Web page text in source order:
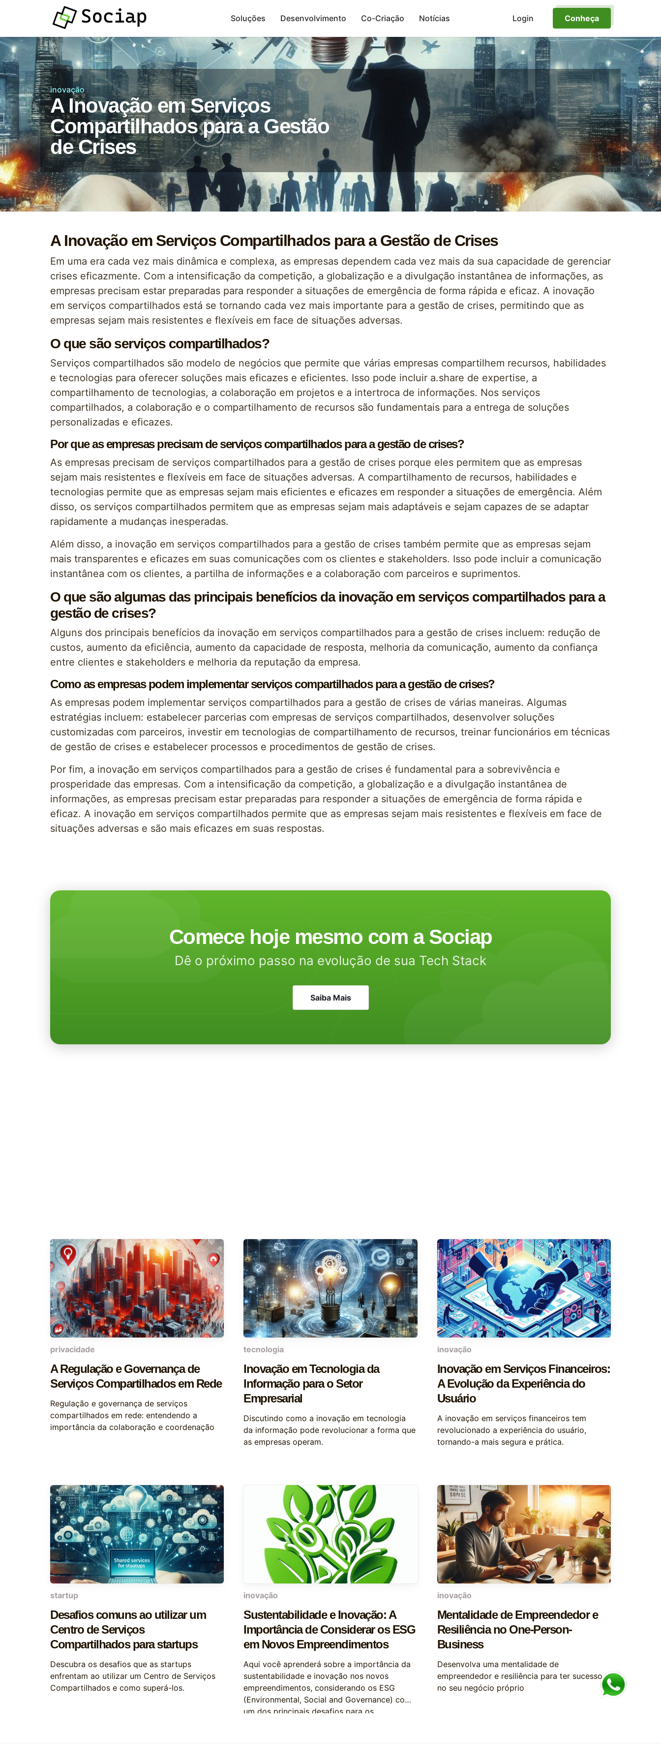
Soluções
Atendimento por
Whatsapp
Presença Digital
Desenvolvimento Co-Criação Notícias Login Conheça
inovação
A Inovação em Serviços
Compartilhados para a Gestão
de Crises
A Inovação em Serviços Compartilhados para a Gestão de Crises
Em uma era cada vez mais dinâmica e complexa, as empresas dependem cada vez mais da sua capacidade de gerenciar
crises eficazmente. Com a intensificação da competição, a globalização e a divulgação instantânea de informações, as
empresas precisam estar preparadas para responder a situações de emergência de forma rápida e eficaz. A inovação
em serviços compartilhados está se tornando cada vez mais importante para a gestão de crises, permitindo que as
empresas sejam mais resistentes e flexíveis em face de situações adversas.
O que são serviços compartilhados?
Serviços compartilhados são modelo de negócios que permite que várias empresas compartilhem recursos, habilidades
e tecnologias para oferecer soluções mais eficazes e eficientes. Isso pode incluir a.share de expertise, a
compartilhamento de tecnologias, a colaboração em projetos e a intertroca de informações. Nos serviços
compartilhados, a colaboração e o compartilhamento de recursos são fundamentais para a entrega de soluções
personalizadas e eficazes.
Por que as empresas precisam de serviços compartilhados para a gestão de crises?
As empresas precisam de serviços compartilhados para a gestão de crises porque eles permitem que as empresas
sejam mais resistentes e flexíveis em face de situações adversas. A compartilhamento de recursos, habilidades e
tecnologias permite que as empresas sejam mais eficientes e eficazes em responder a situações de emergência. Além
disso, os serviços compartilhados permitem que as empresas sejam mais adaptáveis e sejam capazes de se adaptar
rapidamente a mudanças inesperadas.
Além disso, a inovação em serviços compartilhados para a gestão de crises também permite que as empresas sejam
mais transparentes e eficazes em suas comunicações com os clientes e stakeholders. Isso pode incluir a comunicação
instantânea com os clientes, a partilha de informações e a colaboração com parceiros e suprimentos.
O que são algumas das principais benefícios da inovação em serviços compartilhados para a
gestão de crises?
Alguns dos principais benefícios da inovação em serviços compartilhados para a gestão de crises incluem: redução de
custos, aumento da eficiência, aumento da capacidade de resposta, melhoria da comunicação, aumento da confiança
entre clientes e stakeholders e melhoria da reputação da empresa.
Como as empresas podem implementar serviços compartilhados para a gestão de crises?
As empresas podem implementar serviços compartilhados para a gestão de crises de várias maneiras. Algumas
estratégias incluem: estabelecer parcerias com empresas de serviços compartilhados, desenvolver soluções
customizadas com parceiros, investir em tecnologias de compartilhamento de recursos, treinar funcionários em técnicas
de gestão de crises e estabelecer processos e procedimentos de gestão de crises.
Por fim, a inovação em serviços compartilhados para a gestão de crises é fundamental para a sobrevivência e
prosperidade das empresas. Com a intensificação da competição, a globalização e a divulgação instantânea de
informações, as empresas precisam estar preparadas para responder a situações de emergência de forma rápida e
eficaz. A inovação em serviços compartilhados permite que as empresas sejam mais resistentes e flexíveis em face de
situações adversas e são mais eficazes em suas respostas.
Comece hoje mesmo com a Sociap
Dê o próximo passo na evolução de sua Tech Stack
Saiba Mais
privacidade
A Regulação e Governança de
Serviços Compartilhados em Rede
Regulação e governança de serviços
compartilhados em rede: entendendo a
importância da colaboração e coordenação
tecnologia
Inovação em Tecnologia da
Informação para o Setor
Empresarial
Discutindo como a inovação em tecnologia
da informação pode revolucionar a forma que
as empresas operam.
inovação
Inovação em Serviços Financeiros:
A Evolução da Experiência do
Usuário
A inovação em serviços financeiros tem
revolucionado a experiência do usuário,
tornando-a mais segura e prática.
startup
Desafios comuns ao utilizar um
Centro de Serviços
Compartilhados para startups
Descubra os desafios que as startups
enfrentam ao utilizar um Centro de Serviços
Compartilhados e como superá-los.
inovação
Sustentabilidade e Inovação: A
Importância de Considerar os ESG
em Novos Empreendimentos
Aqui você aprenderá sobre a importância da
sustentabilidade e inovação nos novos
empreendimentos, considerando os ESG
(Environmental, Social and Governance) como
um dos principais desafios para os
inovação
Mentalidade de Empreendedor e
Resiliência no One-Person-
Business
Desenvolva uma mentalidade de
empreendedor e resiliência para ter sucesso
no seu negócio próprio